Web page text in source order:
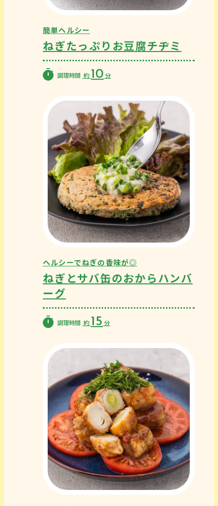
簡単ヘルシー
ねぎたっぷりお豆腐チヂミ
調理時間 約 10 分
ヘルシーでねぎの香味が◎
ねぎとサバ缶のおからハンバ
ーグ
調理時間 約 15 分